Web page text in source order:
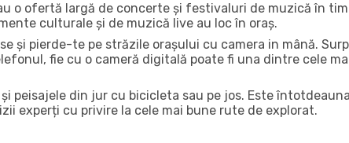
o ofertă largă de concerte și festivaluri de muzică în
culturale și de muzică live au loc în oraș.
și pierde-te pe străzile orașului cu camera in mână.
fie cu o cameră digitală poate fi una dintre cele
peisajele din jur cu bicicleta sau pe jos. Este
experți cu privire la cele mai bune rute de explorat.